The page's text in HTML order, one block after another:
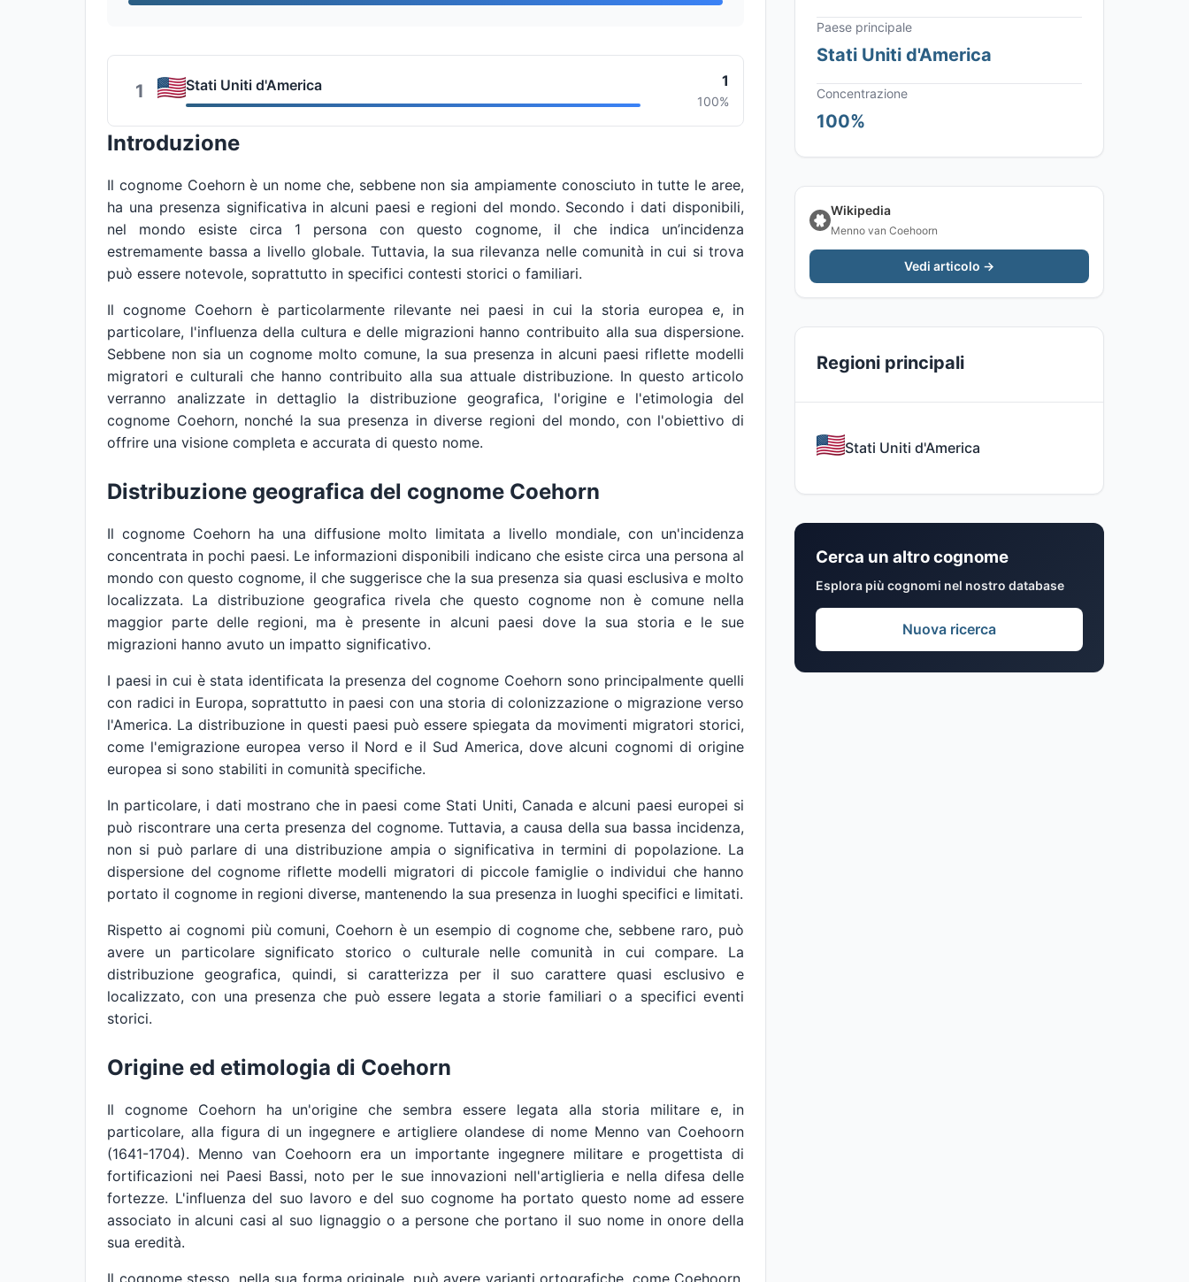
1 Stati Uniti d'America 1
100%
Introduzione
Il cognome Coehorn è un nome che, sebbene non sia ampiamente conosciuto in tutte le aree,
ha una presenza significativa in alcuni paesi e regioni del mondo. Secondo i dati disponibili,
nel mondo esiste circa 1 persona con questo cognome, il che indica un’incidenza
estremamente bassa a livello globale. Tuttavia, la sua rilevanza nelle comunità in cui si trova
può essere notevole, soprattutto in specifici contesti storici o familiari.
Il cognome Coehorn è particolarmente rilevante nei paesi in cui la storia europea e, in
particolare, l'influenza della cultura e delle migrazioni hanno contribuito alla sua dispersione.
Sebbene non sia un cognome molto comune, la sua presenza in alcuni paesi riflette modelli
migratori e culturali che hanno contribuito alla sua attuale distribuzione. In questo articolo
verranno analizzate in dettaglio la distribuzione geografica, l'origine e l'etimologia del
cognome Coehorn, nonché la sua presenza in diverse regioni del mondo, con l'obiettivo di
offrire una visione completa e accurata di questo nome.
Distribuzione geografica del cognome Coehorn
Il cognome Coehorn ha una diffusione molto limitata a livello mondiale, con un'incidenza
concentrata in pochi paesi. Le informazioni disponibili indicano che esiste circa una persona al
mondo con questo cognome, il che suggerisce che la sua presenza sia quasi esclusiva e molto
localizzata. La distribuzione geografica rivela che questo cognome non è comune nella
maggior parte delle regioni, ma è presente in alcuni paesi dove la sua storia e le sue
migrazioni hanno avuto un impatto significativo.
I paesi in cui è stata identificata la presenza del cognome Coehorn sono principalmente quelli
con radici in Europa, soprattutto in paesi con una storia di colonizzazione o migrazione verso
l'America. La distribuzione in questi paesi può essere spiegata da movimenti migratori storici,
come l'emigrazione europea verso il Nord e il Sud America, dove alcuni cognomi di origine
europea si sono stabiliti in comunità specifiche.
In particolare, i dati mostrano che in paesi come Stati Uniti, Canada e alcuni paesi europei si
può riscontrare una certa presenza del cognome. Tuttavia, a causa della sua bassa incidenza,
non si può parlare di una distribuzione ampia o significativa in termini di popolazione. La
dispersione del cognome riflette modelli migratori di piccole famiglie o individui che hanno
portato il cognome in regioni diverse, mantenendo la sua presenza in luoghi specifici e limitati.
Rispetto ai cognomi più comuni, Coehorn è un esempio di cognome che, sebbene raro, può
avere un particolare significato storico o culturale nelle comunità in cui compare. La
distribuzione geografica, quindi, si caratterizza per il suo carattere quasi esclusivo e
localizzato, con una presenza che può essere legata a storie familiari o a specifici eventi
storici.
Origine ed etimologia di Coehorn
Il cognome Coehorn ha un'origine che sembra essere legata alla storia militare e, in
particolare, alla figura di un ingegnere e artigliere olandese di nome Menno van Coehoorn
(1641-1704). Menno van Coehoorn era un importante ingegnere militare e progettista di
fortificazioni nei Paesi Bassi, noto per le sue innovazioni nell'artiglieria e nella difesa delle
fortezze. L'influenza del suo lavoro e del suo cognome ha portato questo nome ad essere
associato in alcuni casi al suo lignaggio o a persone che portano il suo nome in onore della
sua eredità.
Il cognome stesso, nella sua forma originale, può avere varianti ortografiche, come Coehoorn,
Paese principale
Stati Uniti d'America
Concentrazione
100%
Wikipedia
Menno van Coehoorn
Vedi articolo →
Regioni principali
Stati Uniti d'America
Cerca un altro cognome
Esplora più cognomi nel nostro database
Nuova ricerca